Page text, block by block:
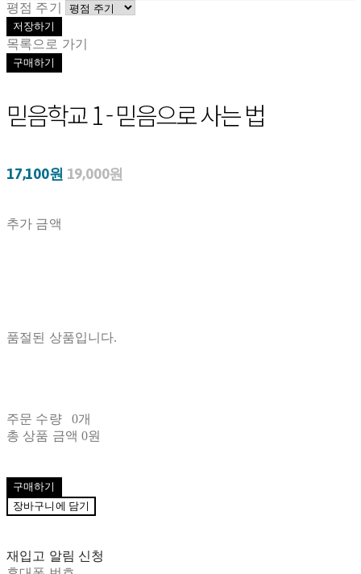
평점 주기
저장하기
목록으로 가기
구매하기
믿음학교 1 - 믿음으로 사는 법
17,100원 19,000원
추가 금액
품절된 상품입니다.
주문 수량
0개
총 상품 금액 0원
구매하기
장바구니에 담기
재입고 알림 신청